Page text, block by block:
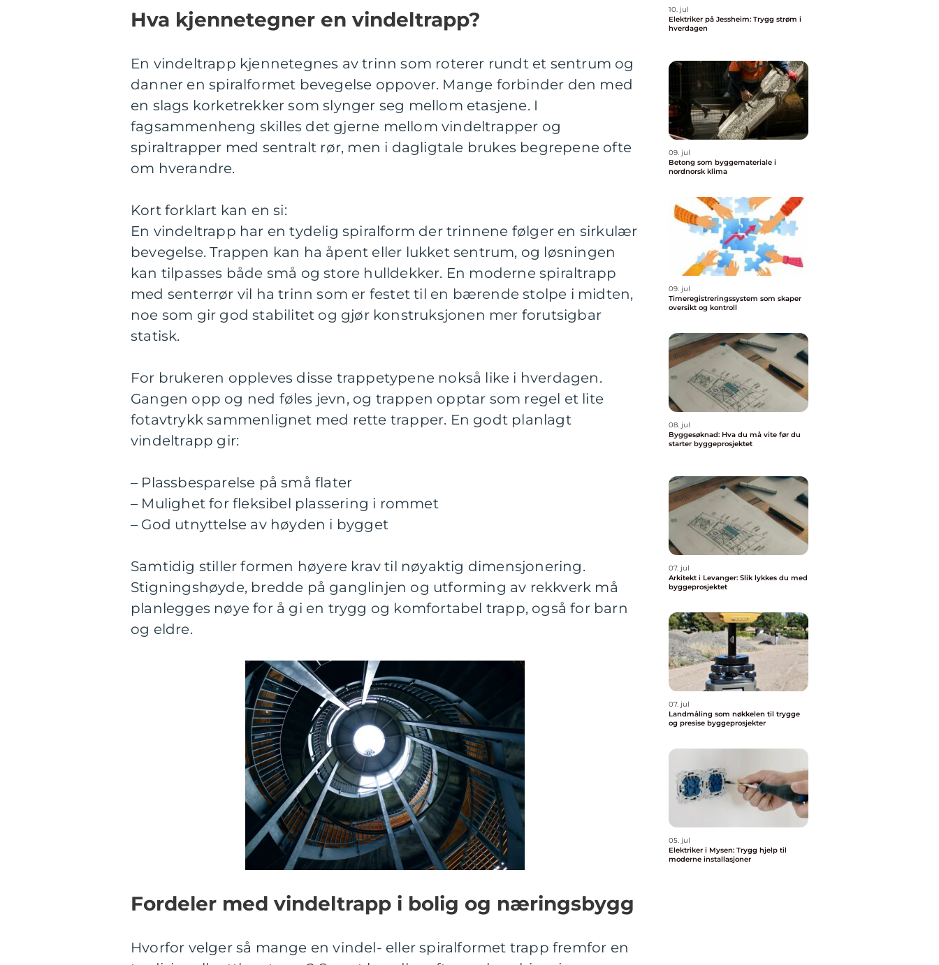
Hva kjennetegner en vindeltrapp?
En vindeltrapp kjennetegnes av trinn som roterer rundt et sentrum og
danner en spiralformet bevegelse oppover. Mange forbinder den med
en slags korketrekker som slynger seg mellom etasjene. I
fagsammenheng skilles det gjerne mellom vindeltrapper og
spiraltrapper med sentralt rør, men i dagligtale brukes begrepene ofte
om hverandre.
Kort forklart kan en si:
En vindeltrapp har en tydelig spiralform der trinnene følger en sirkulær
bevegelse. Trappen kan ha åpent eller lukket sentrum, og løsningen
kan tilpasses både små og store hulldekker. En moderne spiraltrapp
med senterrør vil ha trinn som er festet til en bærende stolpe i midten,
noe som gir god stabilitet og gjør konstruksjonen mer forutsigbar
statisk.
For brukeren oppleves disse trappetypene nokså like i hverdagen.
Gangen opp og ned føles jevn, og trappen opptar som regel et lite
fotavtrykk sammenlignet med rette trapper. En godt planlagt
vindeltrapp gir:
– Plassbesparelse på små flater
– Mulighet for fleksibel plassering i rommet
– God utnyttelse av høyden i bygget
Samtidig stiller formen høyere krav til nøyaktig dimensjonering.
Stigningshøyde, bredde på ganglinjen og utforming av rekkverk må
planlegges nøye for å gi en trygg og komfortabel trapp, også for barn
og eldre.
Fordeler med vindeltrapp i bolig og næringsbygg
Hvorfor velger så mange en vindel- eller spiralformet trapp fremfor en
10. jul
Elektriker på Jessheim: Trygg strøm i
hverdagen
09. jul
Betong som byggemateriale i
nordnorsk klima
09. jul
Timeregistreringssystem som skaper
oversikt og kontroll
08. jul
Byggesøknad: Hva du må vite før du
starter byggeprosjektet
07. jul
Arkitekt i Levanger: Slik lykkes du med
byggeprosjektet
07. jul
Landmåling som nøkkelen til trygge
og presise byggeprosjekter
05. jul
Elektriker i Mysen: Trygg hjelp til
moderne installasjoner